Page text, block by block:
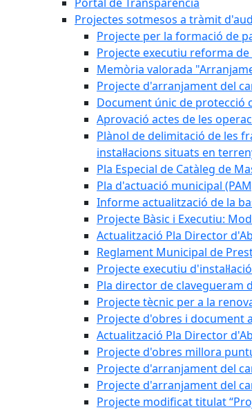
Projectes sotmesos a tràmit
Projecte per la formació de
Projecte executiu reforma de
Memòria valorada
Projecte d'arranjament del
Document únic de protecció
Aprovació actes de les
Plànol de delimitació de les
instal·lacions situats en
Pla Especial de Catàleg de
Pla d'actuació municipal
Informe actualització de la
Projecte Bàsic i Executiu:
Actualització Pla Director
Reglament Municipal de
Projecte executiu
Pla director de clavegueram
Projecte tècnic per a la
Projecte d'obres i document
Actualització Pla Director
Projecte d'obres millora
Projecte d'arranjament del
Projecte d'arranjament del
Projecte modificat titulat